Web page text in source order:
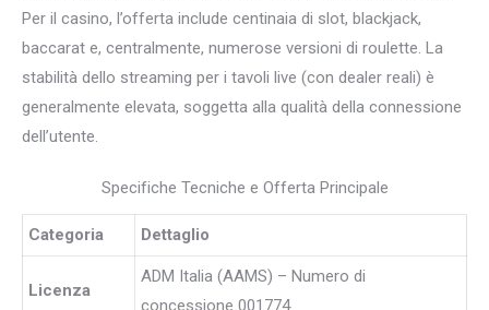
Per il casino, l’offerta include centinaia di slot, blackjack,
baccarat e, centralmente, numerose versioni di roulette. La
stabilità dello streaming per i tavoli live (con dealer reali) è
generalmente elevata, soggetta alla qualità della connessione
dell’utente.
Specifiche Tecniche e Offerta Principale
Categoria Dettaglio
Licenza
ADM Italia (AAMS) – Numero di
concessione 001774